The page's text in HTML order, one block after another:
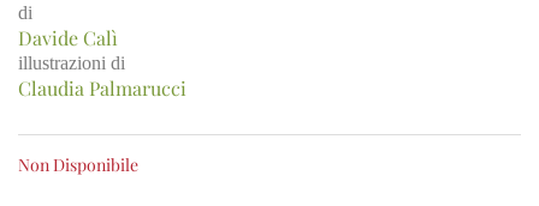
di
Davide Calì
illustrazioni di
Claudia Palmarucci
Non Disponibile